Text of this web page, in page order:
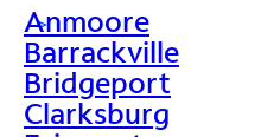
>
Anmoore
Barrackville
Bridgeport
Clarksburg